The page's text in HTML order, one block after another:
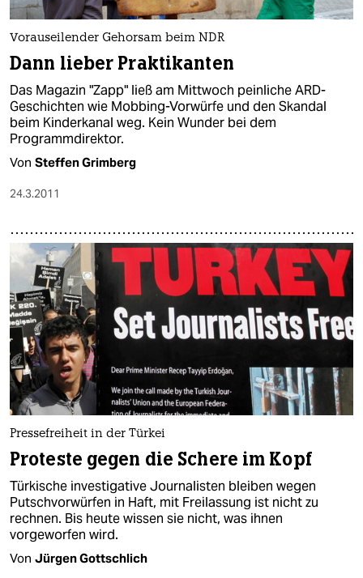
Vorauseilender Gehorsam beim NDR
Dann lieber Praktikanten
Das Magazin "Zapp" ließ am Mittwoch peinliche ARD-
Geschichten wie Mobbing-Vorwürfe und den Skandal
beim Kinderkanal weg. Kein Wunder bei dem
Programmdirektor.
Von Steffen Grimberg
24.3.2011
Pressefreiheit in der Türkei
Proteste gegen die Schere im Kopf
Türkische investigative Journalisten bleiben wegen
Putschvorwürfen in Haft, mit Freilassung ist nicht zu
rechnen. Bis heute wissen sie nicht, was ihnen
vorgeworfen wird.
Von Jürgen Gottschlich